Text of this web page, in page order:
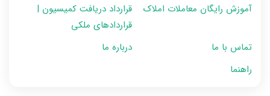
آموزش رایگان معاملات املاک
قرارداد دریافت کمیسیون |
قراردادهای ملکی
تماس با ما
درباره ما
راهنما